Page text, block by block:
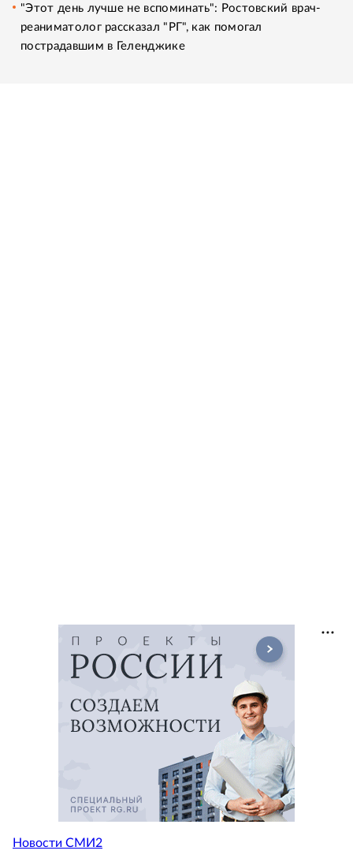
"Этот день лучше не вспоминать": Ростовский врач-
реаниматолог рассказал "РГ", как помогал
пострадавшим в Геленджике
Новости СМИ2